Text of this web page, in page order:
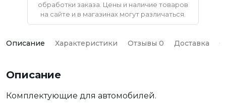
обработки заказа. Цены и наличие товаров
на сайте и в магазинах могут различаться.
Описание Характеристики Отзывы 0 Доставка
Описание
Комплектующие для автомобилей.